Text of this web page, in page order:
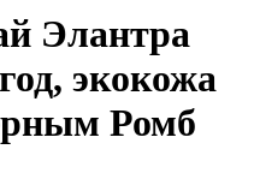
Элантра
экокожа
Ромб